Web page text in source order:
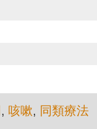
, 咳嗽, 同類療法